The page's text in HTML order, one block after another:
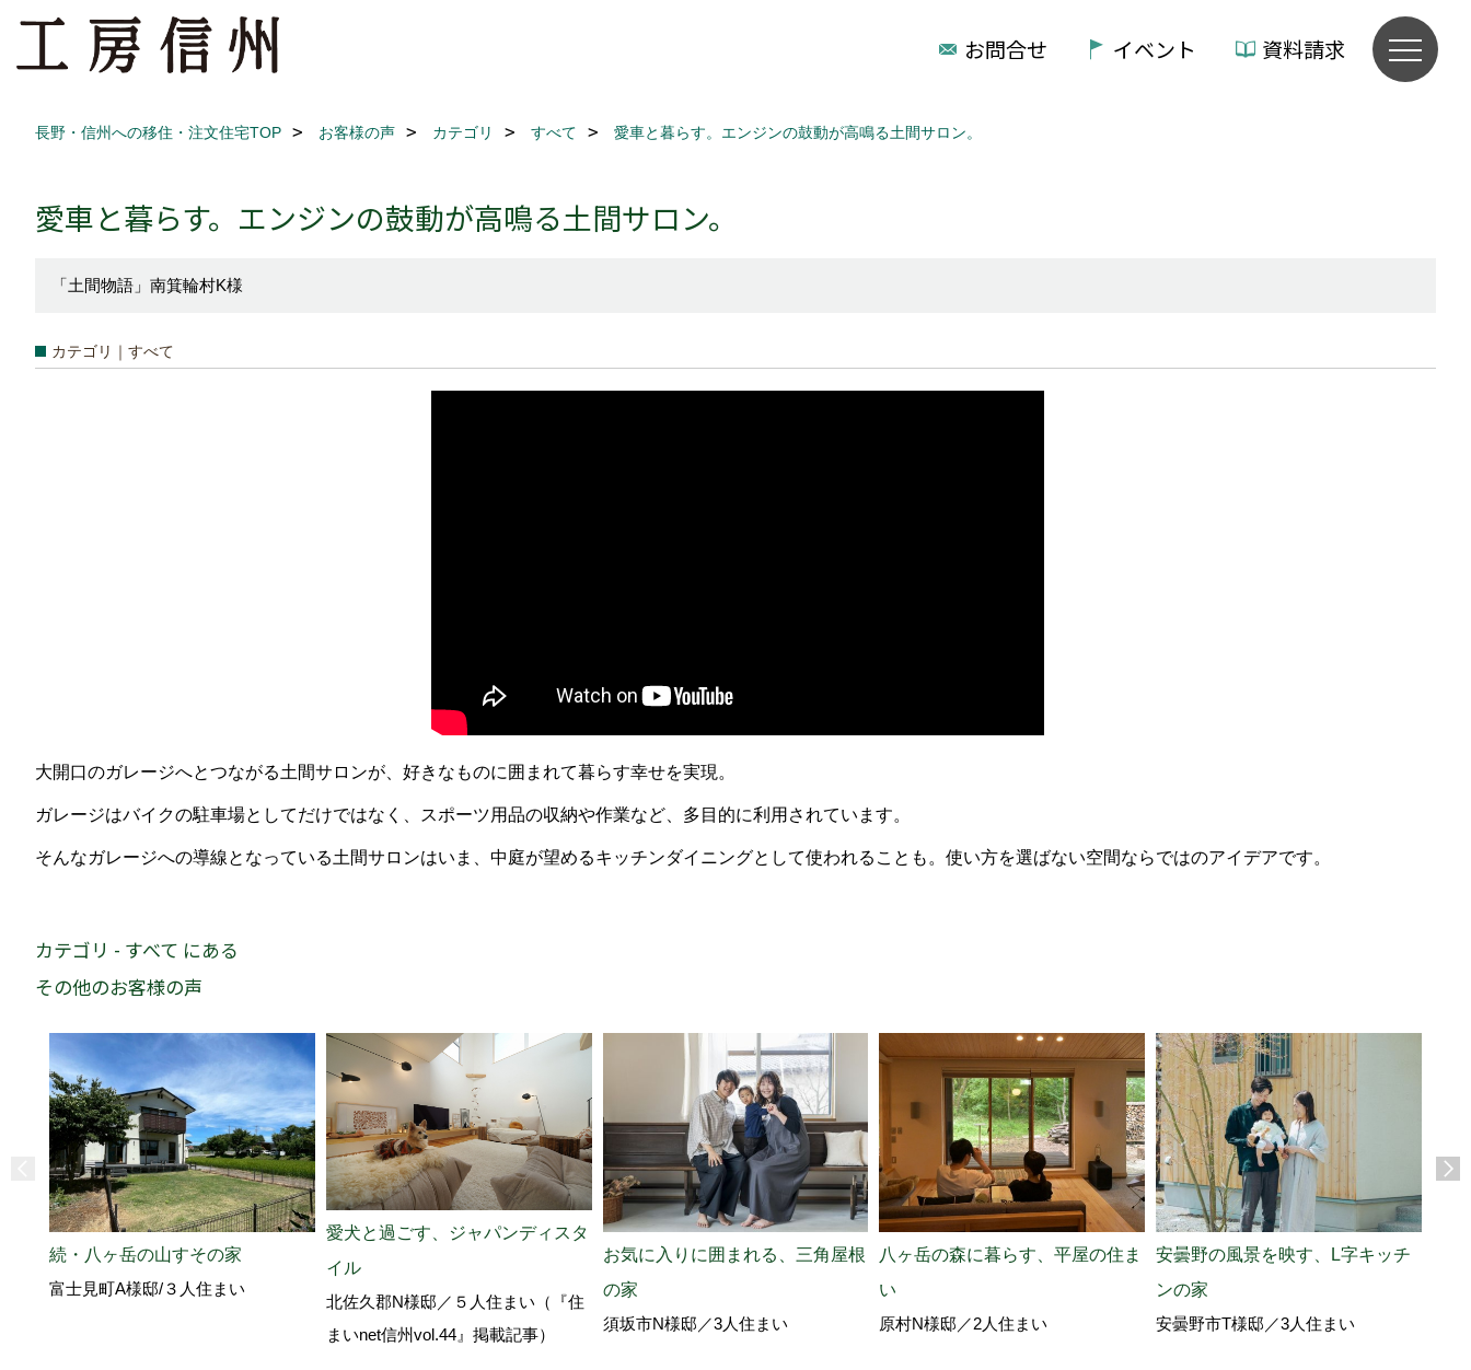
お問合せ イベント 資料請求
長野・信州への移住・注文住宅TOP お客様の声 カテゴリ すべて 愛車と暮らす。エンジンの鼓動が高鳴る土間サロン。
愛車と暮らす。エンジンの鼓動が高鳴る土間サロン。
「土間物語」南箕輪村K様
カテゴリ｜すべて
大開口のガレージへとつながる土間サロンが、好きなものに囲まれて暮らす幸せを実現。
ガレージはバイクの駐車場としてだけではなく、スポーツ用品の収納や作業など、多目的に利用されています。
そんなガレージへの導線となっている土間サロンはいま、中庭が望めるキッチンダイニングとして使われることも。使い方を選ばない空間ならではのアイデアです。
カテゴリ - すべて にある
その他のお客様の声
続・八ヶ岳の山すその家
富士見町A様邸/３人住まい
愛犬と過ごす、ジャパンディスタ
イル
北佐久郡N様邸／５人住まい（『住
まいnet信州vol.44』掲載記事）
お気に入りに囲まれる、三角屋根
の家
須坂市N様邸／3人住まい
八ヶ岳の森に暮らす、平屋の住ま
い
原村N様邸／2人住まい
安曇野の風景を映す、L字キッチ
ンの家
安曇野市T様邸／3人住まい